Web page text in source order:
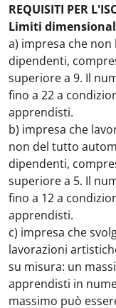
REQUISITI PER
Limiti
a) impresa che
dipendenti,
superiore a 9. Il
fino a 22 a
apprendisti.
b) impresa che
non del tutto
dipendenti,
superiore a 5. Il
fino a 12 a
apprendisti.
c) impresa che
lavorazioni
su misura: un
apprendisti in
massimo può